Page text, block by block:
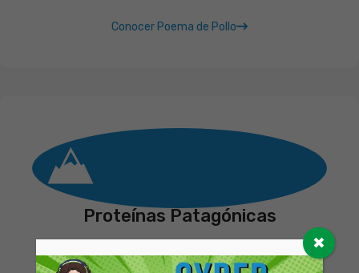
Conocer Poema de Pollo
Proteínas Patagónicas
Un poema único inspirado en los sabores de
nuestra tierra. Una mezcla exclusiva de
✖